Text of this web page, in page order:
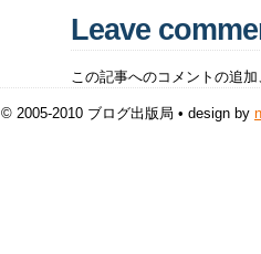
Leave
この記事へのコメントの追
© 2005-2010 ブログ出版局 • design by